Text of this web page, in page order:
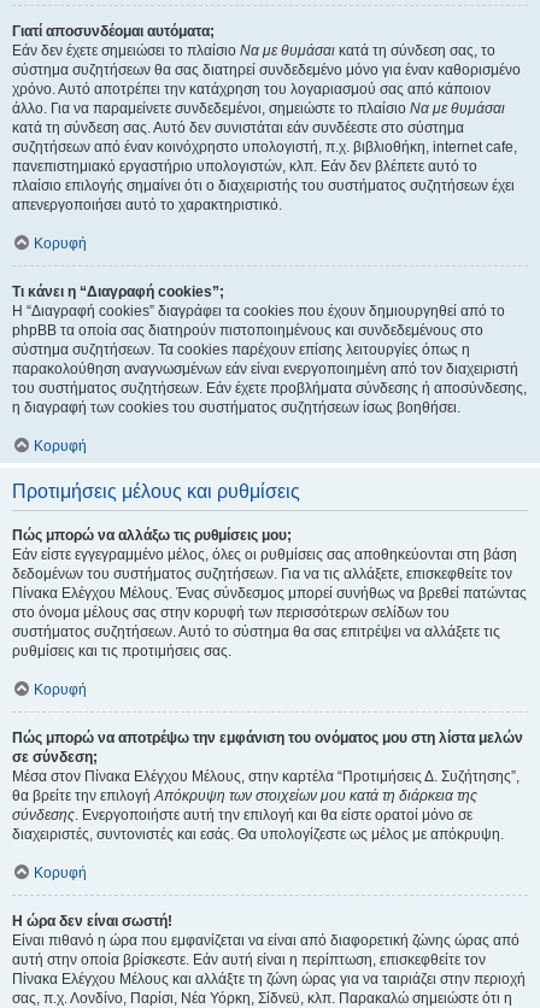
Γιατί αποσυνδέομαι αυτόματα;
Εάν δεν έχετε σημειώσει το πλαίσιο Να με θυμάσαι κατά τη σύνδεση σας, το
σύστημα συζητήσεων θα σας διατηρεί συνδεδεμένο μόνο για έναν καθορισμένο
χρόνο. Αυτό αποτρέπει την κατάχρηση του λογαριασμού σας από κάποιον
άλλο. Για να παραμείνετε συνδεδεμένοι, σημειώστε το πλαίσιο Να με θυμάσαι
κατά τη σύνδεση σας. Αυτό δεν συνιστάται εάν συνδέεστε στο σύστημα
συζητήσεων από έναν κοινόχρηστο υπολογιστή, π.χ. βιβλιοθήκη, internet cafe,
πανεπιστημιακό εργαστήριο υπολογιστών, κλπ. Εάν δεν βλέπετε αυτό το
πλαίσιο επιλογής σημαίνει ότι ο διαχειριστής του συστήματος συζητήσεων έχει
απενεργοποιήσει αυτό το χαρακτηριστικό.
Κορυφή
Τι κάνει η “Διαγραφή cookies”;
Η “Διαγραφή cookies” διαγράφει τα cookies που έχουν δημιουργηθεί από το
phpBB τα οποία σας διατηρούν πιστοποιημένους και συνδεδεμένους στο
σύστημα συζητήσεων. Τα cookies παρέχουν επίσης λειτουργίες όπως η
παρακολούθηση αναγνωσμένων εάν είναι ενεργοποιημένη από τον διαχειριστή
του συστήματος συζητήσεων. Εάν έχετε προβλήματα σύνδεσης ή αποσύνδεσης,
η διαγραφή των cookies του συστήματος συζητήσεων ίσως βοηθήσει.
Κορυφή
Προτιμήσεις μέλους και ρυθμίσεις
Πώς μπορώ να αλλάξω τις ρυθμίσεις μου;
Εάν είστε εγγεγραμμένο μέλος, όλες οι ρυθμίσεις σας αποθηκεύονται στη βάση
δεδομένων του συστήματος συζητήσεων. Για να τις αλλάξετε, επισκεφθείτε τον
Πίνακα Ελέγχου Μέλους. Ένας σύνδεσμος μπορεί συνήθως να βρεθεί πατώντας
στο όνομα μέλους σας στην κορυφή των περισσότερων σελίδων του
συστήματος συζητήσεων. Αυτό το σύστημα θα σας επιτρέψει να αλλάξετε τις
ρυθμίσεις και τις προτιμήσεις σας.
Κορυφή
Πώς μπορώ να αποτρέψω την εμφάνιση του ονόματος μου στη λίστα μελών
σε σύνδεση;
Μέσα στον Πίνακα Ελέγχου Μέλους, στην καρτέλα “Προτιμήσεις Δ. Συζήτησης”,
θα βρείτε την επιλογήΑπόκρυψη των στοιχείων μου κατά τη διάρκεια της
σύνδεσης. Ενεργοποιήστε αυτή την επιλογή και θα είστε ορατοί μόνο σε
διαχειριστές, συντονιστές και εσάς. Θα υπολογίζεστε ως μέλος με απόκρυψη.
Κορυφή
Η ώρα δεν είναι σωστή!
Είναι πιθανό η ώρα που εμφανίζεται να είναι από διαφορετική ζώνης ώρας από
αυτή στην οποία βρίσκεστε. Εάν αυτή είναι η περίπτωση, επισκεφθείτε τον
Πίνακα Ελέγχου Μέλους και αλλάξτε τη ζώνη ώρας για να ταιριάζει στην περιοχή
σας, π.χ. Λονδίνο, Παρίσι, Νέα Υόρκη, Σίδνεϋ, κλπ. Παρακαλώ σημειώστε ότι η